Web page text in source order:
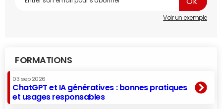
Voir un exemple
FORMATIONS
03 sep 2026
ChatGPT et IA génératives : bonnes pratiques
et usages responsables